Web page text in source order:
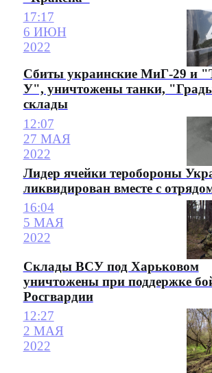
17:17
6 ИЮН
2022
Сбиты украинские МиГ-29 и
У", уничтожены танки,
склады
12:07
27 МАЯ
2022
Лидер ячейки теробороны
ликвидирован вместе с
16:04
5 МАЯ
2022
Склады ВСУ под Харьковом
уничтожены при поддержке
Росгвардии
12:27
2 МАЯ
2022